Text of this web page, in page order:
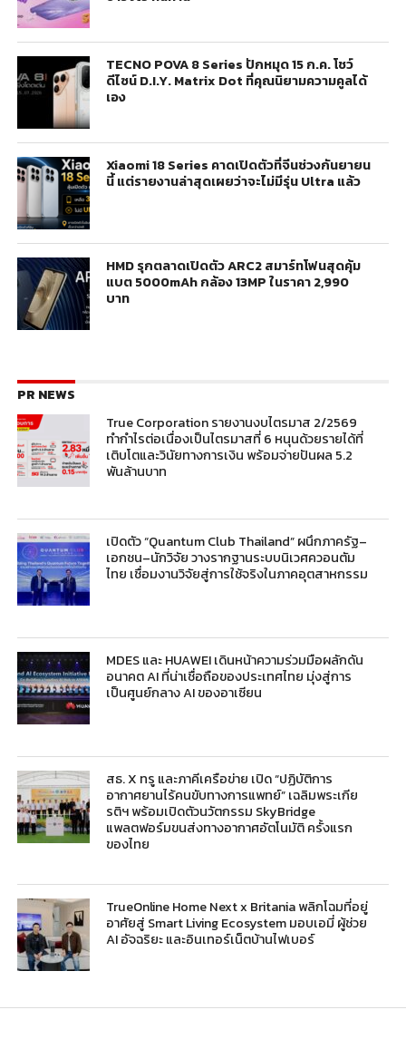
TECNO POVA 8 Series ปักหมุด 15 ก.ค. โชว์
ดีไซน์ D.I.Y. Matrix Dot ที่คุณนิยามความคูลได้
เอง
Xiaomi 18 Series คาดเปิดตัวที่จีนช่วงกันยายน
นี้ แต่รายงานล่าสุดเผยว่าจะไม่มีรุ่น Ultra แล้ว
HMD รุกตลาดเปิดตัว ARC2 สมาร์ทโฟนสุดคุ้ม
แบต 5000mAh กล้อง 13MP ในราคา 2,990
บาท
PR NEWS
True Corporation รายงานงบไตรมาส 2/2569
ทำกำไรต่อเนื่องเป็นไตรมาสที่ 6 หนุนด้วยรายได้ที่
เติบโตและวินัยทางการเงิน พร้อมจ่ายปันผล 5.2
พันล้านบาท
เปิดตัว “Quantum Club Thailand” ผนึกภาครัฐ–
เอกชน–นักวิจัย วางรากฐานระบบนิเวศควอนตัม
ไทย เชื่อมงานวิจัยสู่การใช้จริงในภาคอุตสาหกรรม
MDES และ HUAWEI เดินหน้าความร่วมมือผลักดัน
อนาคต AI ที่น่าเชื่อถือของประเทศไทย มุ่งสู่การ
เป็นศูนย์กลาง AI ของอาเซียน
สธ. X ทรู และภาคีเครือข่าย เปิด “ปฏิบัติการ
อากาศยานไร้คนขับทางการแพทย์” เฉลิมพระเกีย
รติฯ พร้อมเปิดตัวนวัตกรรม SkyBridge
แพลตฟอร์มขนส่งทางอากาศอัตโนมัติ ครั้งแรก
ของไทย
TrueOnline Home Next x Britania พลิกโฉมที่อยู่
อาศัยสู่ Smart Living Ecosystem มอบเอมี่ ผู้ช่วย
AI อัจฉริยะ และอินเทอร์เน็ตบ้านไฟเบอร์